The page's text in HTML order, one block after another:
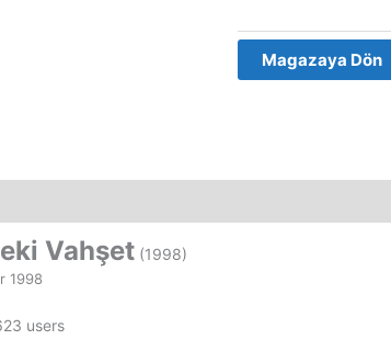
Magazaya Dön
Vahşet (1998)
1998
users